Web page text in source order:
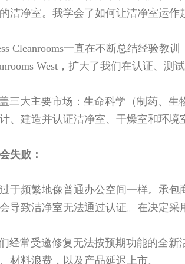
洁净室。我学会了如何让洁净室运作
Cleanrooms一直在不断总结经验教
West，扩大了我们在认证、
三大主要市场：生命科学（制药、
、建造并认证洁净室、干燥室和环
失败：
于频繁地像普通办公空间一样。承
导致洁净室无法通过认证。在决定
们经常受邀修复无法按预期功能的全
材料浪费，以及产品延迟上市。